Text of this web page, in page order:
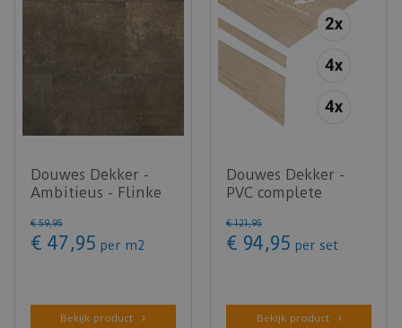
Douwes Dekker -
Ambitieus - Flinke
(Kli…
€ 59,95
€ 47,95 per m2
Bekijk product
Douwes Dekker -
PVC complete
Panna Cotta 152…
€ 121,95
€ 94,95 per set
Bekijk product